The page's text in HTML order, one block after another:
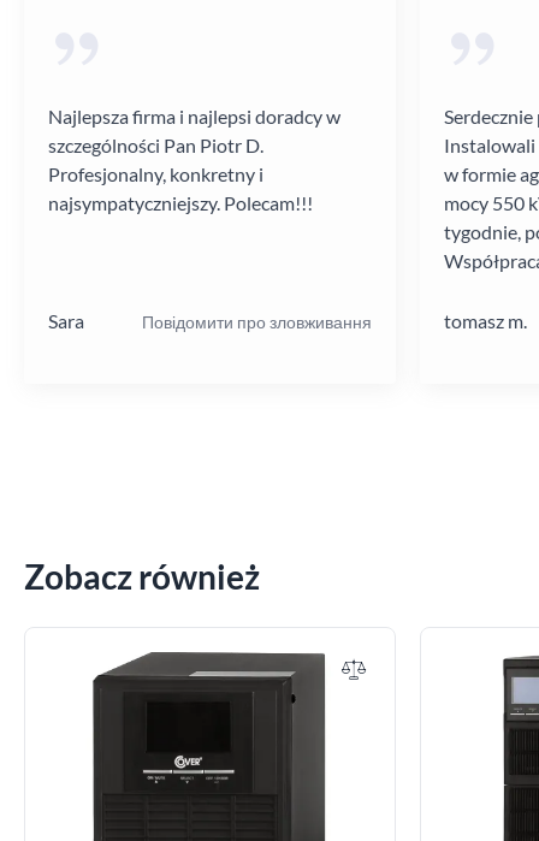
Najlepsza firma i najlepsi doradcy w
szczególności Pan Piotr D.
Profesjonalny, konkretny i
najsympatyczniejszy. Polecam!!!
Sara Повідомити про зловживання
Instalowali
w formie
mocy 550
tygodnie,
tomasz m.
Zobacz również